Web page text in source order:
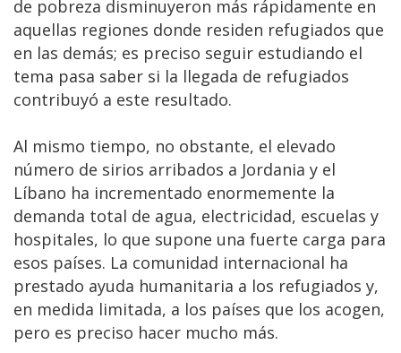
de pobreza disminuyeron más rápidamente en
aquellas regiones donde residen refugiados que
en las demás; es preciso seguir estudiando el
tema pasa saber si la llegada de refugiados
contribuyó a este resultado.
Al mismo tiempo, no obstante, el elevado
número de sirios arribados a Jordania y el
Líbano ha incrementado enormemente la
demanda total de agua, electricidad, escuelas y
hospitales, lo que supone una fuerte carga para
esos países. La comunidad internacional ha
prestado ayuda humanitaria a los refugiados y,
en medida limitada, a los países que los acogen,
pero es preciso hacer mucho más.